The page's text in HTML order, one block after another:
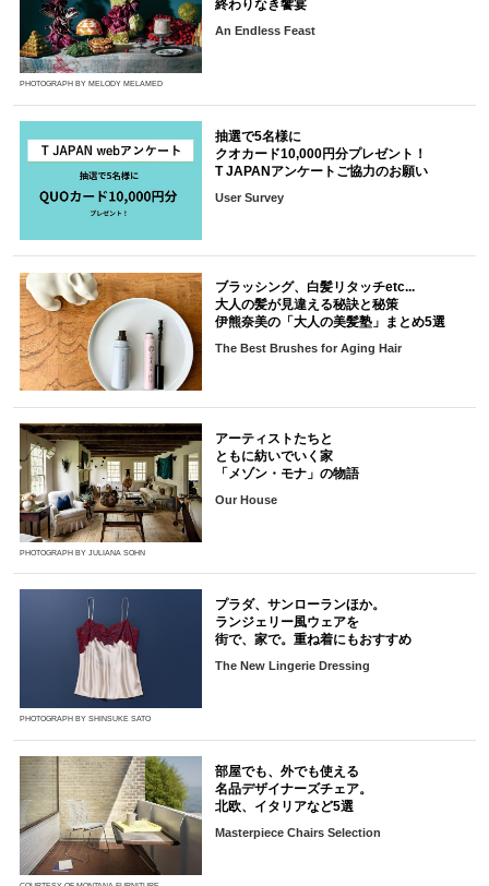
PHOTOGRAPH BY MELODY MELAMED
終わりなき饗宴
An Endless Feast
抽選で5名様に
クオカード10,000円分プレゼント！
T JAPANアンケートご協力のお願い
User Survey
ブラッシング、白髪リタッチetc...
大人の髪が見違える秘訣と秘策
伊熊奈美の「大人の美髪塾」まとめ5選
The Best Brushes for Aging Hair
PHOTOGRAPH BY JULIANA SOHN
アーティストたちと
ともに紡いでいく家
「メゾン・モナ」の物語
Our House
PHOTOGRAPH BY SHINSUKE SATO
プラダ、サンローランほか。
ランジェリー風ウェアを
街で、家で。重ね着にもおすすめ
The New Lingerie Dressing
部屋でも、外でも使える
名品デザイナーズチェア。
北欧、イタリアなど5選
Masterpiece Chairs Selection